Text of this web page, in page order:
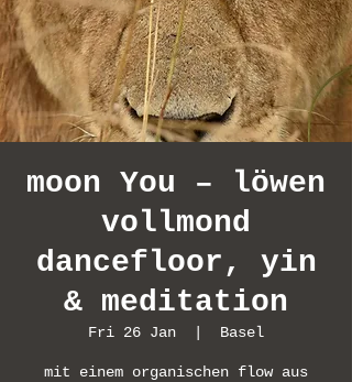
moon You – löwen
vollmond
dancefloor, yin
& meditation
Fri 26 Jan Basel
mit einem organischen flow aus